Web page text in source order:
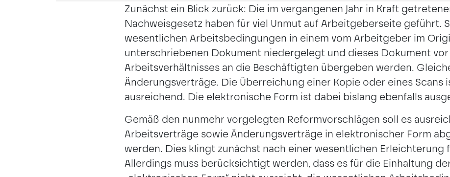
BERLIN HAMBURG MÜNCHEN
Zunächst ein Blick zurück: Die im vergangenen Jahr in Kraft
Nachweisgesetz haben für viel Unmut auf Arbeitgeberseite geführt.
wesentlichen Arbeitsbedingungen in einem vom Arbeitgeber im
unterschriebenen Dokument niedergelegt und dieses Dokument vor
Arbeitsverhältnisses an die Beschäftigten übergeben werden.
Änderungsverträge. Die Überreichung einer Kopie oder eines Scans
ausreichend. Die elektronische Form ist dabei bislang ebenfalls
Gemäß den nunmehr vorgelegten Reformvorschlägen soll es
Arbeitsverträge sowie Änderungsverträge in elektronischer Form
werden. Dies klingt zunächst nach einer wesentlichen Erleichterung
Allerdings muss berücksichtigt werden, dass es für die Einhaltung